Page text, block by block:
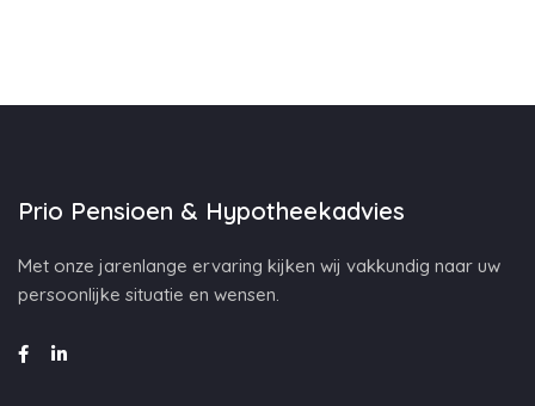
Prio Pensioen & Hypotheekadvies
Met onze jarenlange ervaring kijken wij vakkundig naar uw
persoonlijke situatie en wensen.